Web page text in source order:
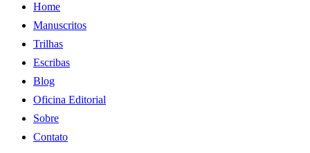
Home
Manuscritos
Trilhas
Escribas
Blog
Oficina Editorial
Sobre
Contato